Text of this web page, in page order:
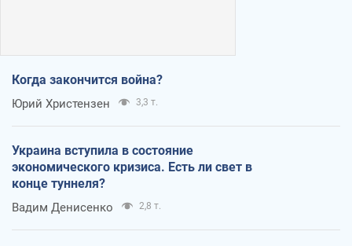
Когда закончится война?
Юрий Христензен 3,3 т.
Украина вступила в состояние
экономического кризиса. Есть ли свет в
конце туннеля?
Вадим Денисенко 2,8 т.